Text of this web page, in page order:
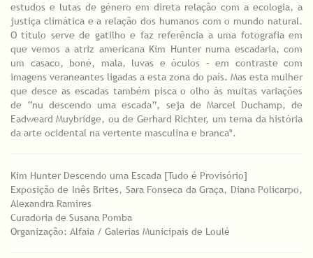
estudos e lutas de género em direta relação com a ecologia, a
justiça climática e a relação dos humanos com o mundo natural.
O título serve de gatilho e faz referência a uma fotografia em
que vemos a atriz americana Kim Hunter numa escadaria, com
um casaco, boné, mala, luvas e óculos – em contraste com
imagens veraneantes ligadas a esta zona do país. Mas esta mulher
que desce as escadas também pisca o olho às muitas variações
de “nu descendo uma escada”, seja de Marcel Duchamp, de
Eadweard Muybridge, ou de Gerhard Richter, um tema da história
da arte ocidental na vertente masculina e branca".
Kim Hunter Descendo uma Escada [Tudo é Provisório]
Exposição de Inês Brites, Sara Fonseca da Graça, Diana Policarpo,
Alexandra Ramires
Curadoria de Susana Pomba
Organização: Alfaia / Galerias Municipais de Loulé